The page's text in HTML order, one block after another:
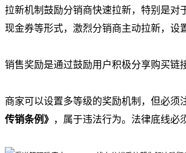
拉新机制鼓励分销商快速拉新，特别是对
现金券等形式，激烈分销商主动拉新，设
销售奖励是通过鼓励用户积极分享购买链
商家可以设置多等级的奖励机制，但必
传销条例》 ，属于违法行为。法律底线必